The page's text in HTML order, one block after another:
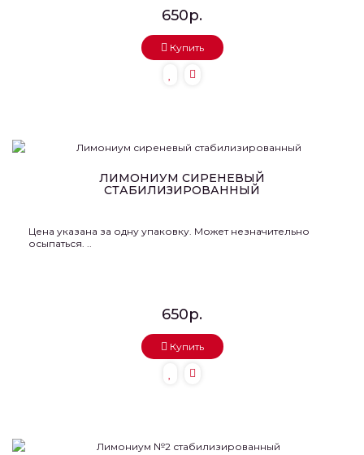
650р.
Купить
ЛИМОНИУМ СИРЕНЕВЫЙ
СТАБИЛИЗИРОВАННЫЙ
Цена указана за одну упаковку. Может незначительно
осыпаться. ..
650р.
Купить